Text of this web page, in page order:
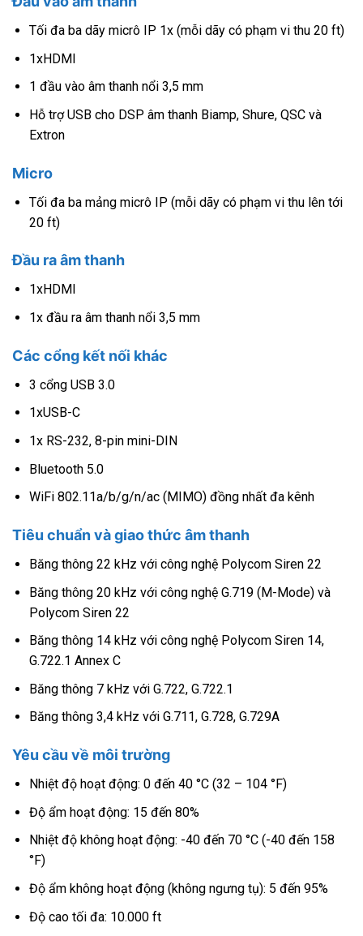
Tối đa ba dãy micrô IP 1x (mỗi dãy có phạm vi thu 20 ft)
1xHDMI
1 đầu vào âm thanh nổi 3,5 mm
Hỗ trợ USB cho DSP âm thanh Biamp, Shure, QSC và
Extron
Micro
Tối đa ba mảng micrô IP (mỗi dãy có phạm vi thu lên tới
20 ft)
Đầu ra âm thanh
1xHDMI
1x đầu ra âm thanh nổi 3,5 mm
Các cổng kết nối khác
3 cổng USB 3.0
1xUSB-C
1x RS-232, 8-pin mini-DIN
Bluetooth 5.0
WiFi 802.11a/b/g/n/ac (MIMO) đồng nhất đa kênh
Tiêu chuẩn và giao thức âm thanh
Băng thông 22 kHz với công nghệ Polycom Siren 22
Băng thông 20 kHz với công nghệ G.719 (M-Mode) và
Polycom Siren 22
Băng thông 14 kHz với công nghệ Polycom Siren 14,
G.722.1 Annex C
Băng thông 7 kHz với G.722, G.722.1
Băng thông 3,4 kHz với G.711, G.728, G.729A
Yêu cầu về môi trường
Nhiệt độ hoạt động: 0 đến 40 °C (32 – 104 °F)
Độ ẩm hoạt động: 15 đến 80%
Nhiệt độ không hoạt động: -40 đến 70 °C (-40 đến 158
°F)
Độ ẩm không hoạt động (không ngưng tụ): 5 đến 95%
Độ cao tối đa: 10.000 ft